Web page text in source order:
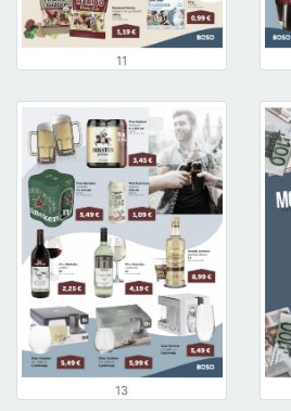
11
13